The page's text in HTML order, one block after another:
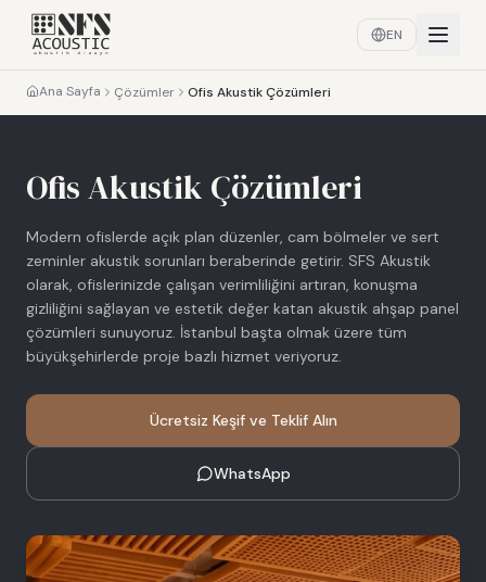
EN
Ana Sayfa Çözümler Ofis Akustik Çözümleri
Ofis Akustik Çözümleri
Modern ofislerde açık plan düzenler, cam bölmeler ve sert
zeminler akustik sorunları beraberinde getirir. SFS Akustik
olarak, ofislerinizde çalışan verimliliğini artıran, konuşma
gizliliğini sağlayan ve estetik değer katan akustik ahşap panel
çözümleri sunuyoruz. İstanbul başta olmak üzere tüm
büyükşehirlerde proje bazlı hizmet veriyoruz.
Ücretsiz Keşif ve Teklif Alın
WhatsApp